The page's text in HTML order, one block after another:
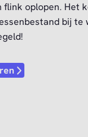
oplopen. Het
bij te